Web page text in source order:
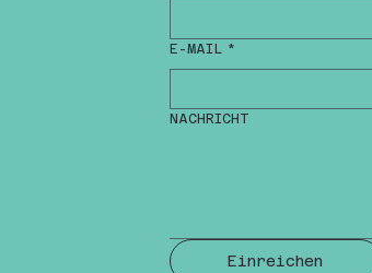
E-MAIL *
NACHRICHT
Einreichen